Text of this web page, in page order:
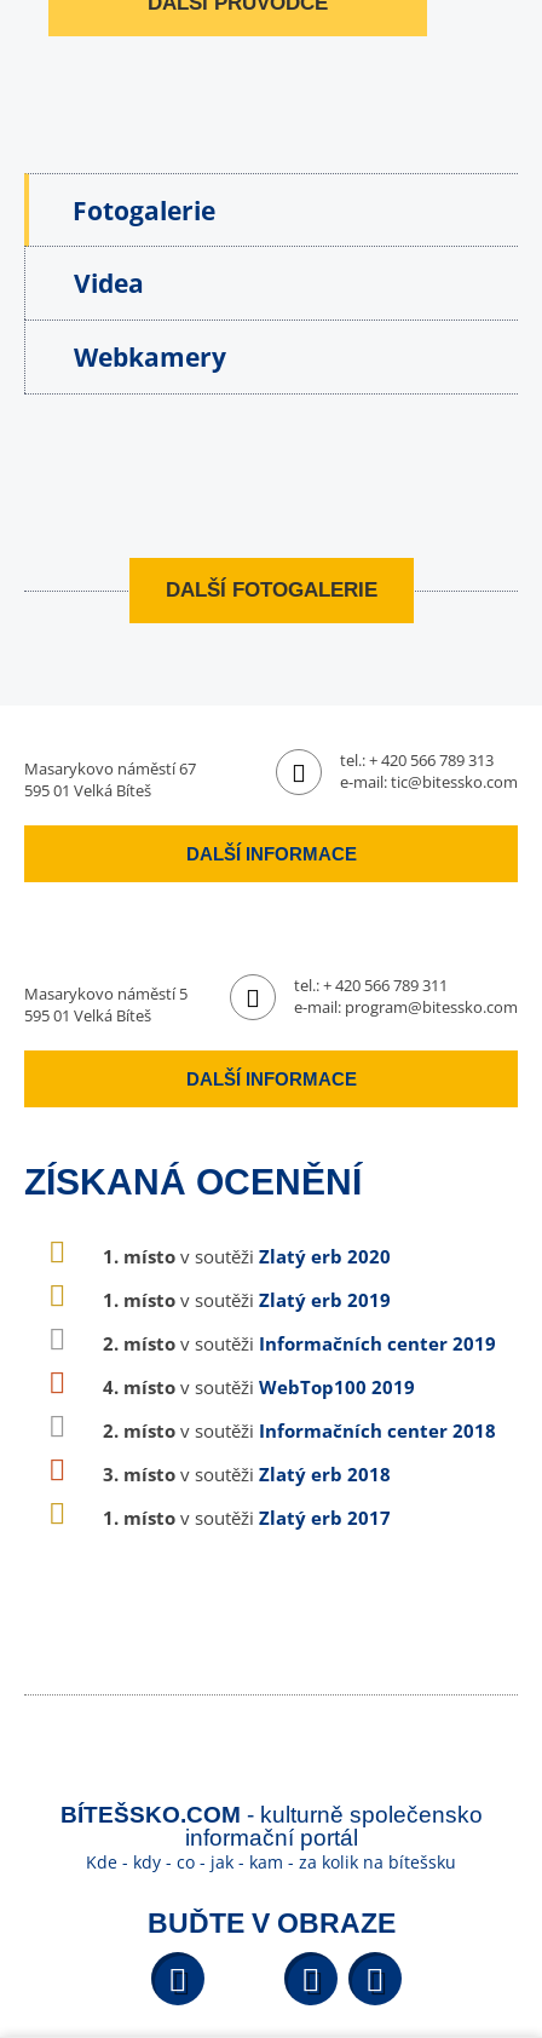
Fotogalerie
Videa
Webkamery
DALŠÍ FOTOGALERIE
Masarykovo náměstí 67
595 01 Velká Bíteš
tel.:+ 420 566 789 313
e-mail:tic@bitessko.com
DALŠÍ INFORMACE
Masarykovo náměstí 5
595 01 Velká Bíteš
tel.:+ 420 566 789 311
e-mail: program@bitessko.com
DALŠÍ INFORMACE
ZÍSKANÁ OCENĚNÍ
1. místo v soutěži Zlatý erb 2020
1. místo v soutěži Zlatý erb 2019
2. místo v soutěži Informačních center 2019
4. místo v soutěži WebTop100 2019
2. místo v soutěži Informačních center 2018
3. místo v soutěži Zlatý erb 2018
1. místo v soutěži Zlatý erb 2017
BÍTEŠSKO.COM - kulturně společensko
informační portál
Kde - kdy - co - jak - kam - za kolik na bítešsku
BUĎTE V OBRAZE
Facebook YouTube